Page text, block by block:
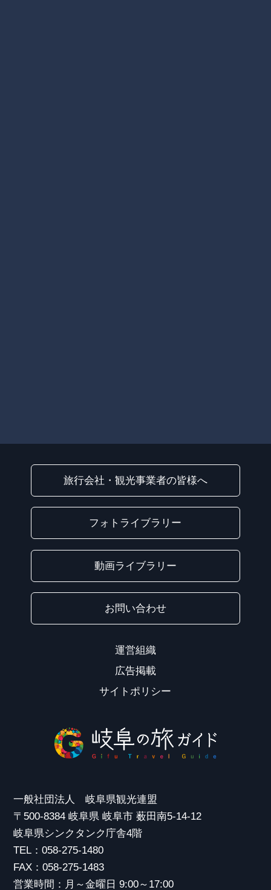
旅行会社・観光事業者の皆様へ
フォトライブラリー
動画ライブラリー
お問い合わせ
運営組織
広告掲載
サイトポリシー
一般社団法人 岐阜県観光連盟
〒500-8384 岐阜県 岐阜市 薮田南5-14-12
岐阜県シンクタンク庁舎4階
TEL：058-275-1480
FAX：058-275-1483
営業時間：月～金曜日 9:00～17:00